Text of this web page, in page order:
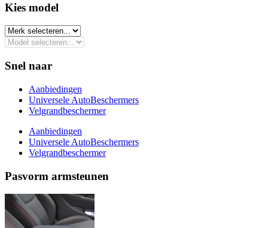
Kies model​
Snel naar
Aanbiedingen
Universele AutoBeschermers
Velgrandbeschermer
Aanbiedingen
Universele AutoBeschermers
Velgrandbeschermer
Pasvorm armsteunen